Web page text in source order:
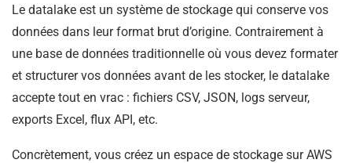
Le datalake est un système de stockage qui conserve vos
données dans leur format brut d’origine. Contrairement à
une base de données traditionnelle où vous devez formater
et structurer vos données avant de les stocker, le datalake
accepte tout en vrac : fichiers CSV, JSON, logs serveur,
exports Excel, flux API, etc.
Concrètement, vous créez un espace de stockage sur AWS